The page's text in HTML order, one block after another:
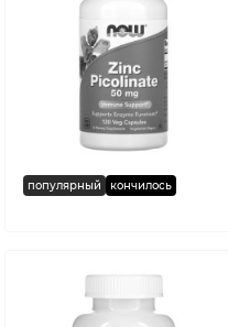
популярный кончилось